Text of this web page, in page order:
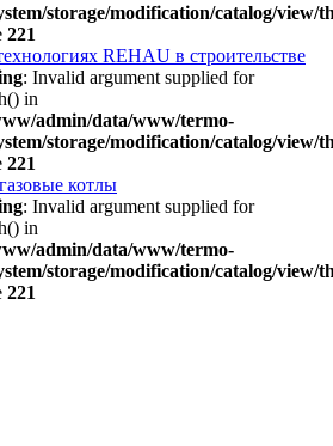
storage/modification/catalog/view/
221
REHAU в строительстве
: Invalid argument supplied for
in
admin/data/www/termo-
storage/modification/catalog/view/
221
котлы
: Invalid argument supplied for
in
admin/data/www/termo-
storage/modification/catalog/view/
221